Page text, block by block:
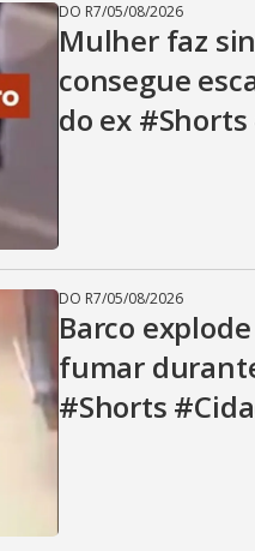
DO R7/05/08/2026
Mulher faz
consegue
do ex
DO R7/05/08/2026
Barco
fumar
#Shorts